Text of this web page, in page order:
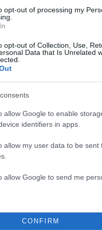
opt-out of processing my
opt-out of Collection, Use,
Data that Is Unrelated
allow Google to enable
identifiers in apps.
allow my user data to be
allow Google to send me
CONFIRM
για όλη την ειδησεογραφία
την
όπως και
με νεκρούς
τη
τον έναν χρόνο